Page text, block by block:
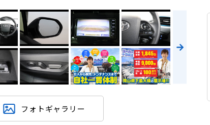
フォトギャラリー